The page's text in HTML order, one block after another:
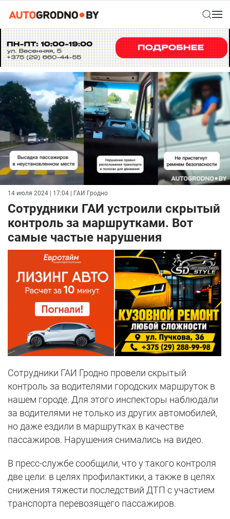
14 июля 2024 | 17:04 | ГАИ Гродно
Сотрудники ГАИ устроили скрытый
контроль за маршрутками. Вот
самые частые нарушения
Сотрудники ГАИ Гродно провели скрытый
контроль за водителями городских маршруток в
нашем городе. Для этого инспекторы наблюдали
за водителями не только из других автомобилей,
но даже ездили в маршрутках в качестве
пассажиров. Нарушения снимались на видео.
В пресс-службе сообщили, что у такого контроля
две цели: в целях профилактики, а также в целях
снижения тяжести последствий ДТП с участием
транспорта перевозящего пассажиров.